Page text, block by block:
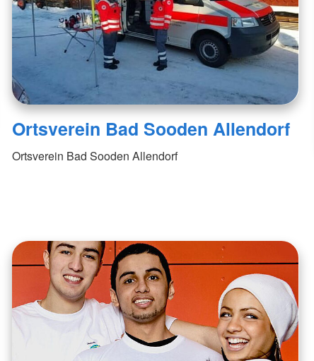
Ortsverein Bad Sooden Allendorf
Ortsverein Bad Sooden Allendorf